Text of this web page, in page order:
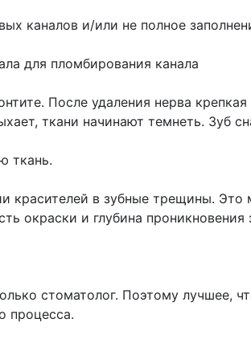
каналов и/или не полное
для пломбирования канала
После удаления нерва
ткани начинают темнеть. Зуб
ткань.
красителей в зубные трещины.
окраски и глубина
стоматолог. Поэтому лучшее,
процесса.